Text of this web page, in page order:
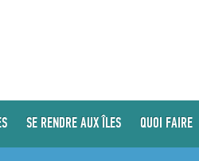
SE RENDRE AUX ÎLES QUOI FAIRE